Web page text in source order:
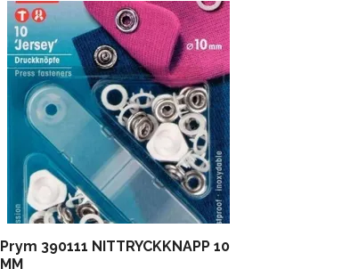
Prym 390111 NITTRYCKKNAPP 10
MM